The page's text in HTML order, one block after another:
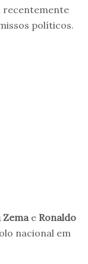
recentemente
políticos.
Zema e Ronaldo
nacional em